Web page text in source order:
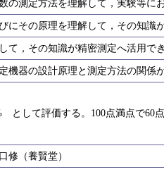
の測定方法を理解して，実験等に
にその原理を理解して，その知識
て，その知識が精密測定へ活用で
機器の設計原理と測定方法の関係
として評価する。100点満点で60
修（養賢堂）